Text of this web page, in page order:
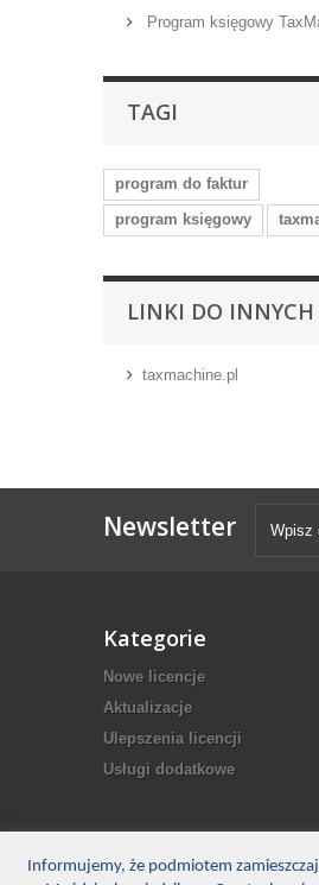
Program księgowy
TAGI
program do faktur
program księgowy
LINKI DO INNYCH
taxmachine.pl
Newsletter
Kategorie
Nowe licencje
Aktualizacje
Ulepszenia licencji
Usługi dodatkowe
Informujemy, że podmiotem